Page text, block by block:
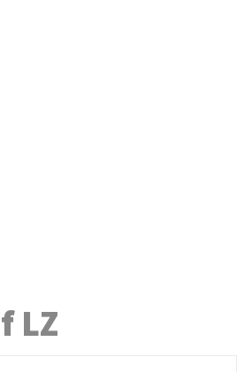
LZ